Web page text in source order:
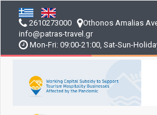
main
content
2610273000
Othonos Amalias
info@patras-travel .gr
Mon-Fri: 09:00-21:00, Sat-Sun-